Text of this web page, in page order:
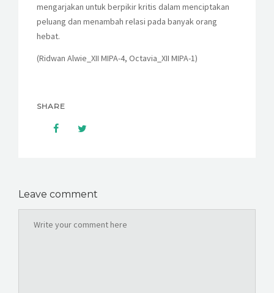
mengarjakan untuk berpikir kritis dalam menciptakan
peluang dan menambah relasi pada banyak orang
hebat.
(Ridwan Alwie_XII MIPA-4, Octavia_XII MIPA-1)
SHARE
Leave comment